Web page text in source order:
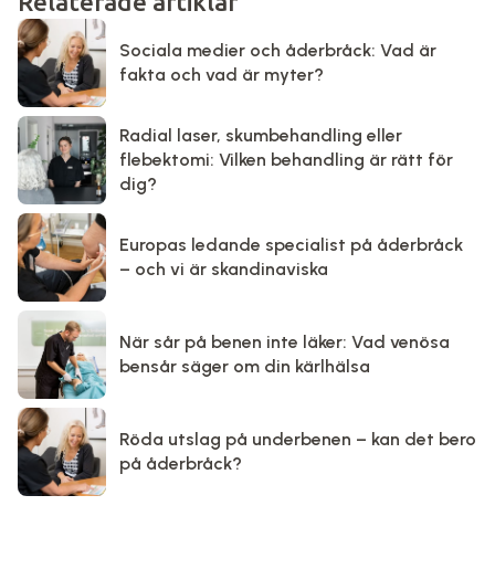
Sociala medier och åderbråck: Vad är
fakta och vad är myter?
Radial laser, skumbehandling eller
flebektomi: Vilken behandling är rätt för
dig?
Europas ledande specialist på åderbråck
– och vi är skandinaviska
När sår på benen inte läker: Vad venösa
bensår säger om din kärlhälsa
Röda utslag på underbenen – kan det bero
på åderbråck?